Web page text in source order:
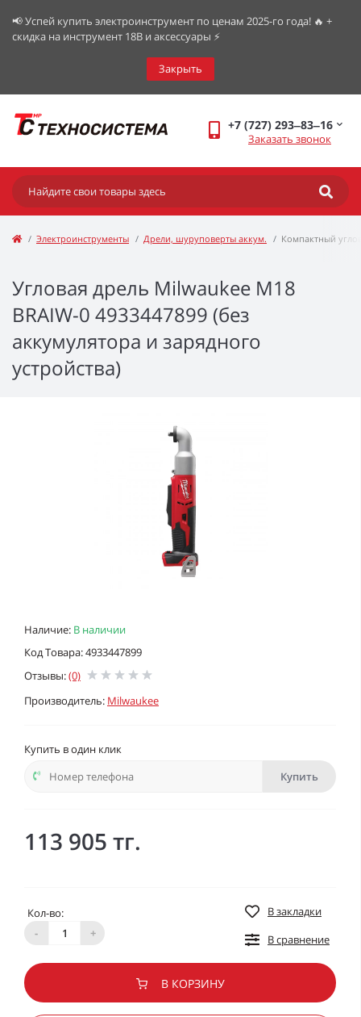
📢 Успей купить электроинструмент по ценам 2025-го года! 🔥 +
скидка на инструмент 18В и аксессуары ⚡️
Закрыть
+7 (727) 293‒83‒16
Заказать звонок
Электроинструменты Дрели, шуруповерты аккум. Компактный
Угловая дрель Milwaukee M18
BRAIW-0 4933447899 (без
аккумулятора и зарядного
устройства)
Наличие: В наличии
Код Товара: 4933447899
Отзывы:(0)
Производитель: Milwaukee
Купить в один клик
Купить
113 905 тг.
Кол-во:
-
+
В закладки
В сравнение
В КОРЗИНУ